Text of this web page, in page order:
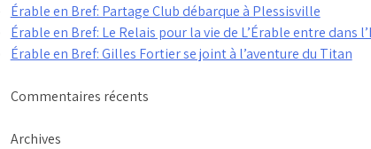
Érable en Bref: Partage Club débarque à Plessisville
Érable en Bref: Le Relais pour la vie de L’Érable entre dans
Érable en Bref: Gilles Fortier se joint à l’aventure du Titan
Commentaires récents
Archives